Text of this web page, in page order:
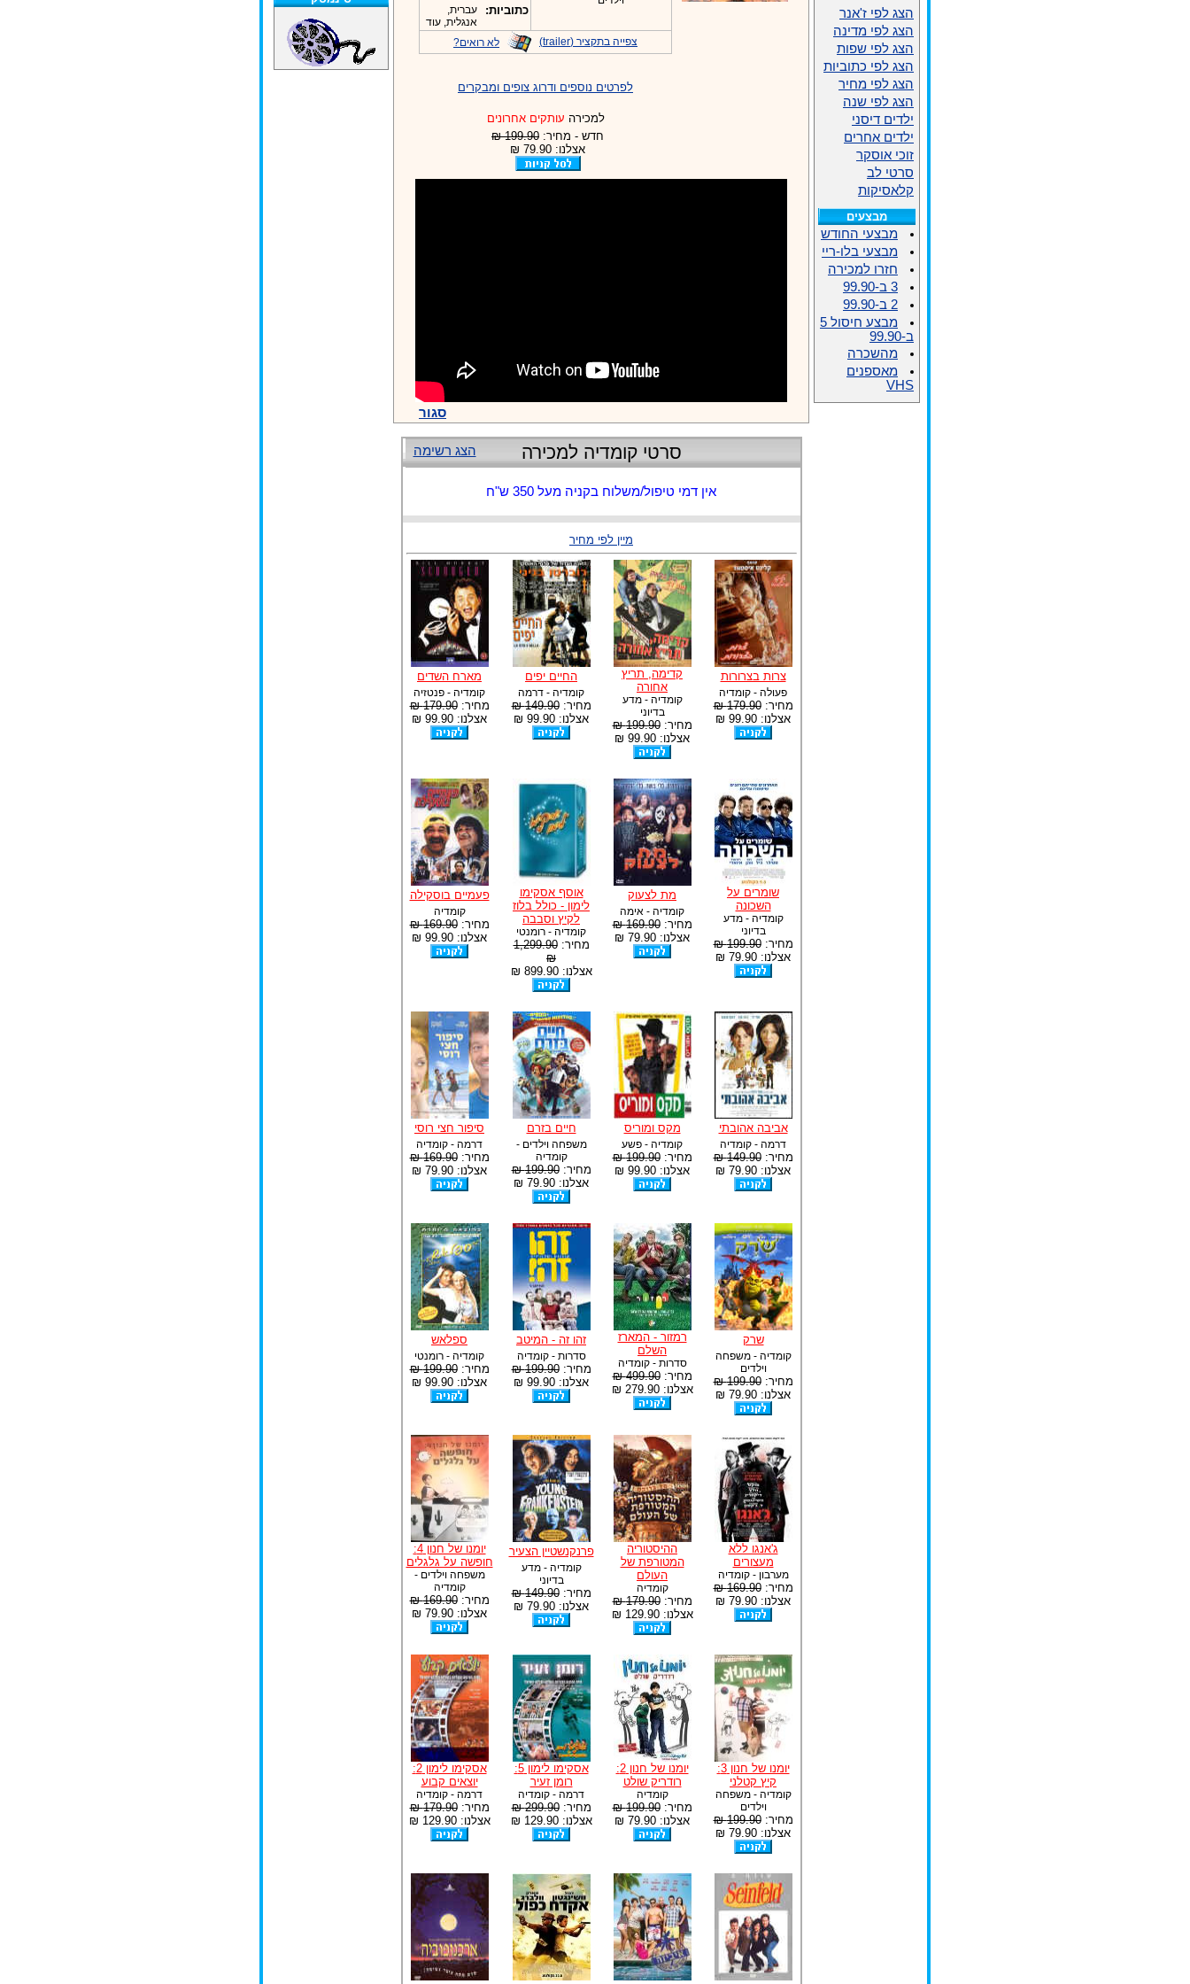
כתוביות:
עברית,
אנגלית, עוד
צפייה בתקציר (trailer)
לא רואים?
לפרטים נוספים ודרוג צופים ומבקרים
למכירה עותקים אחרונים
חדש - מחיר: 199.90 ₪
אצלנו: 79.90 ₪
סגור
הצג רשימה סרטי קומדיה למכירה
אין דמי טיפול/משלוח בקניה מעל 350 ש"ח
מיין לפי מחיר
צרות בצרורות
פעולה - קומדיה
מחיר:179.90 ₪
אצלנו: 99.90 ₪
קדימה, תריץ
אחורה
קומדיה - מדע
בדיוני
מחיר:199.90 ₪
אצלנו: 99.90 ₪
החיים יפים
קומדיה - דרמה
מחיר:149.90 ₪
אצלנו: 99.90 ₪
מארח השדים
קומדיה - פנטזיה
מחיר:179.90 ₪
אצלנו: 99.90 ₪
שומרים על
השכונה
קומדיה - מדע
בדיוני
מחיר:199.90 ₪
אצלנו: 79.90 ₪
מת לצעוק
קומדיה - אימה
מחיר:169.90 ₪
אצלנו: 79.90 ₪
אוסף אסקימו
לימון - כולל בלוז
לקיץ וסבבה
קומדיה - רומנטי
מחיר:1,299.90
₪
אצלנו: 899.90 ₪
פעמיים בוסקילה
קומדיה
מחיר:169.90 ₪
אצלנו: 99.90 ₪
אביבה אהובתי
דרמה - קומדיה
מחיר:149.90 ₪
אצלנו: 79.90 ₪
מקס ומוריס
קומדיה - פשע
מחיר:199.90 ₪
אצלנו: 99.90 ₪
חיים בזרם
משפחה וילדים -
קומדיה
מחיר:199.90 ₪
אצלנו: 79.90 ₪
סיפור חצי רוסי
דרמה - קומדיה
מחיר:169.90 ₪
אצלנו: 79.90 ₪
שרק
קומדיה - משפחה
וילדים
מחיר:199.90 ₪
אצלנו: 79.90 ₪
רמזור - המארז
השלם
סדרות - קומדיה
מחיר:499.90 ₪
אצלנו: 279.90 ₪
זהו זה - המיטב
סדרות - קומדיה
מחיר:199.90 ₪
אצלנו: 99.90 ₪
ספלאש
קומדיה - רומנטי
מחיר:199.90 ₪
אצלנו: 99.90 ₪
ג'אנגו ללא
מעצורים
מערבון - קומדיה
מחיר:169.90 ₪
אצלנו: 79.90 ₪
ההיסטוריה
המטורפת של
העולם
קומדיה
מחיר:179.90 ₪
אצלנו: 129.90 ₪
פרנקנשטיין הצעיר
קומדיה - מדע
בדיוני
מחיר:149.90 ₪
אצלנו: 79.90 ₪
יומנו של חנון 4:
חופשה על גלגלים
משפחה וילדים -
קומדיה
מחיר:169.90 ₪
אצלנו: 79.90 ₪
יומנו של חנון 3:
קיץ קטלני
קומדיה - משפחה
וילדים
מחיר:199.90 ₪
אצלנו: 79.90 ₪
יומנו של חנון 2:
רודריק שולט
קומדיה
מחיר:199.90 ₪
אצלנו: 79.90 ₪
אסקימו לימון 5:
רומן זעיר
דרמה - קומדיה
מחיר:299.90 ₪
אצלנו: 129.90 ₪
אסקימו לימון 2:
יוצאים קבוע
דרמה - קומדיה
מחיר:179.90 ₪
אצלנו: 129.90 ₪
הצג לפי ז'אנר
הצג לפי מדינה
הצג לפי שפות
הצג לפי כתוביות
הצג לפי מחיר
הצג לפי שנה
ילדים דיסני
ילדים אחרים
זוכי אוסקר
סרטי לב
קלאסיקות
מבצעים
מבצעי החודש
מבצעי בלו-ריי
חזרו למכירה
3 ב-99.90
2 ב-99.90
מבצע חיסול 5
ב-99.90
מהשכרה
מאספנים
VHS